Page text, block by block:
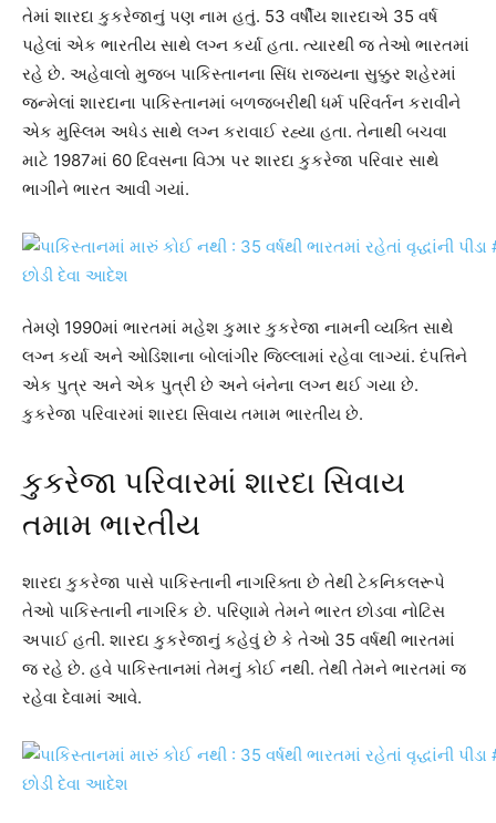
તેમાં શારદા કુકરેજાનું પણ નામ હતું. 53 વર્ષીય શારદાએ 35 વર્ષ
પહેલાં એક ભારતીય સાથે લગ્ન કર્યા હતા. ત્યારથી જ તેઓ ભારતમાં
રહે છે. અહેવાલો મુજબ પાકિસ્તાનના સિંધ રાજ્યના સુક્કુર શહેરમાં
જન્મેલાં શારદાના પાકિસ્તાનમાં બળજબરીથી ધર્મ પરિવર્તન કરાવીને
એક મુસ્લિમ અધેડ સાથે લગ્ન કરાવાઈ રહ્યા હતા. તેનાથી બચવા
માટે 1987માં 60 દિવસના વિઝા પર શારદા કુકરેજા પરિવાર સાથે
ભાગીને ભારત આવી ગયાં.
તેમણે 1990માં ભારતમાં મહેશ કુમાર કુકરેજા નામની વ્યક્તિ સાથે
લગ્ન કર્યા અને ઓડિશાના બોલાંગીર જિલ્લામાં રહેવા લાગ્યાં. દંપત્તિને
એક પુત્ર અને એક પુત્રી છે અને બંનેના લગ્ન થઈ ગયા છે.
કુકરેજા પરિવારમાં શારદા સિવાય તમામ ભારતીય છે.
કુકરેજા પરિવારમાં શારદા સિવાય
તમામ ભારતીય
શારદા કુકરેજા પાસે પાકિસ્તાની નાગરિક્તા છે તેથી ટેકનિકલરૂપે
તેઓ પાકિસ્તાની નાગરિક છે. પરિણામે તેમને ભારત છોડવા નોટિસ
અપાઈ હતી. શારદા કુકરેજાનું કહેવું છે કે તેઓ 35 વર્ષથી ભારતમાં
જ રહે છે. હવે પાકિસ્તાનમાં તેમનું કોઈ નથી. તેથી તેમને ભારતમાં જ
રહેવા દેવામાં આવે.